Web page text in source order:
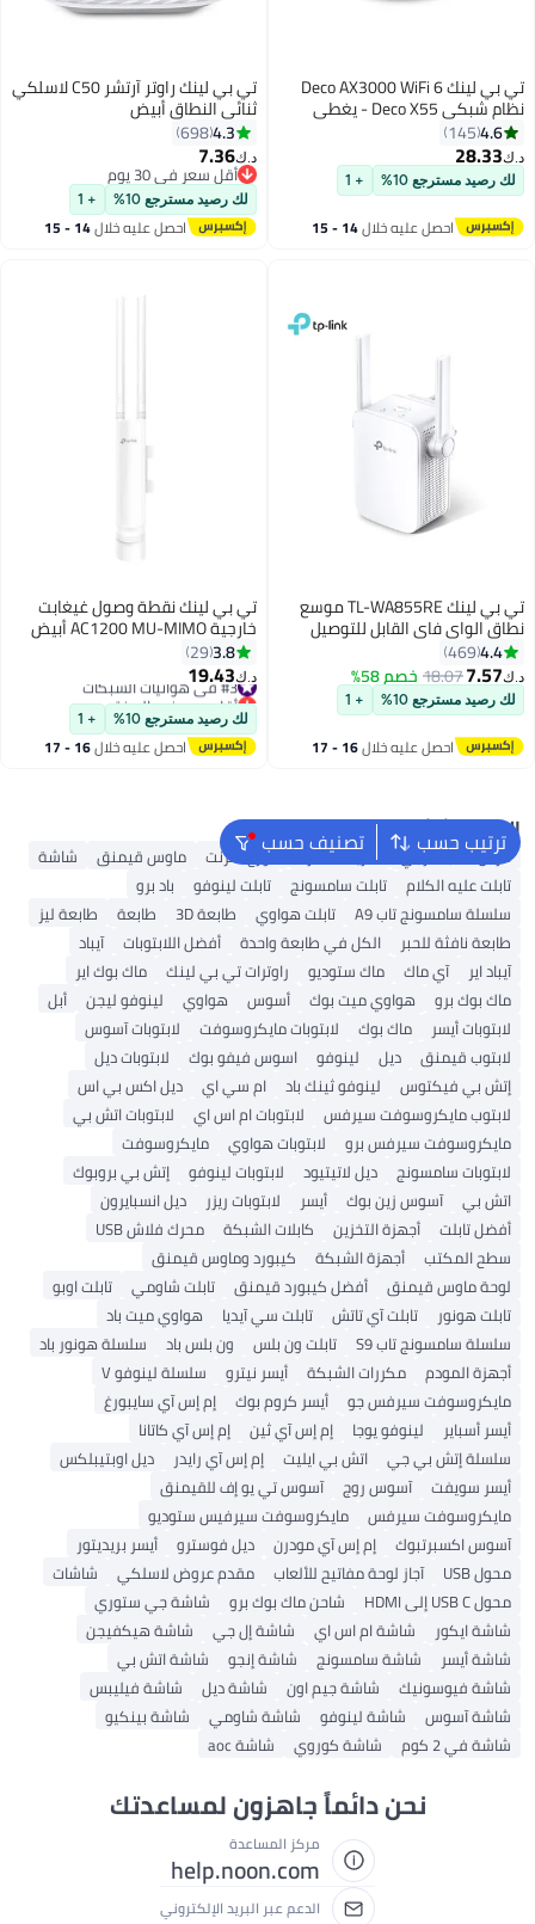
تي بي لينك Deco AX3000 WiFi 6
نظام شبكي Deco X55 - يغطي
قدم، يستبدل جهاز التوجيه
اللاسلكي والموسع، 3 منافذ
جيجابت، يدعم وصلة إيثرنت الخلفية
(عبوة واحدة)
4.6
145
د.ك‏28.33
لك رصيد مسترجع 10% + 1
احصل عليه خلال 14 - 15
تي بي لينك راوتر آرتشر C50 لاسلكي
ثنائي النطاق أبيض
4.3
698
د.ك‏7.36
أقل سعر في 30 يوم
أقل سعر في 30 يوم
لك رصيد مسترجع 10% + 1
احصل عليه خلال 14 - 15
تي بي لينك TL-WA855RE موسع
نطاق الواي فاي القابل للتوصيل
بالجدار، معزز، نقطة وصول (300
ميجابت في الثانية N)
4.4
469
د.ك‏7.57
18.07خصم 58%
لك رصيد مسترجع 10% + 1
احصل عليه خلال 16 - 17
تي بي لينك نقطة وصول غيغابت
خارجية AC1200 MU-MIMO أبيض
3.8
29
د.ك‏19.43
#3 في هوائيات الشبكات
أقل سعر في السنة
#3 في هوائيات الشبكات
لك رصيد مسترجع 10% + 1
احصل عليه خلال 16 - 17
ترتيب حسب تصنيف حسب البحث الشائع
قرص صلب خارجي شريحة ذاكرة موزع انترنت ماوس قيمنق
شاشة
تابلت عليه الكلام
تابلت سامسونج تابلت لينوفو
باد برو
سلسلة سامسونج تاب A9
تابلت هواوي طابعة 3D طابعة
طابعة ليز
طابعة نافثة للحبر
الكل في طابعة واحدة أفضل اللابتوبات
آيباد
آيباد اير
آي ماك ماك ستوديو راوترات تي بي لينك
ماك بوك اير
ماك بوك برو
هواوي ميت بوك أسوس هواوي لينوفو ليجن
أبل
لابتوبات أيسر
ماك بوك لابتوبات مايكروسوفت
لابتوبات آسوس
لابتوب قيمنق
ديل لينوفو اسوس فيفو بوك
لابتوبات ديل
إتش بي فيكتوس
لينوفو ثينك باد ام سي اي
ديل اكس بي اس
لابتوب مايكروسوفت سيرفس
لابتوبات ام اس اي
لابتوبات اتش بي
مايكروسوفت سيرفس برو
لابتوبات هواوي
مايكروسوفت
لابتوبات سامسونج
ديل لاتيتيود لابتوبات لينوفو
إتش بي بروبوك
اتش بي
آسوس زين بوك أيسر لابتوبات ريزر
ديل انسبايرون
أفضل تابلت
أجهزة التخزين كابلات الشبكة
محرك فلاش USB
سطح المكتب
أجهزة الشبكة
كيبورد وماوس قيمنق
لوحة ماوس قيمنق
أفضل كيبورد قيمنق تابلت شاومي
تابلت اوبو
تابلت هونور
تابلت آي تاتش تابلت سي آيديا
هواوي ميت باد
سلسلة سامسونج تاب S9
تابلت ون بلس ون بلس باد
سلسلة هونور باد
أجهزة المودم
مكررات الشبكة أيسر نيترو
سلسلة لينوفو V
مايكروسوفت سيرفس جو
أيسر كروم بوك
إم إس آي سايبورغ
أيسر أسباير
لينوفو يوجا إم إس آي ثين
إم إس آي كاتانا
سلسلة إتش بي جي
اتش بي ايليت إم إس آي رايدر
ديل اوبتيبلكس
أيسر سويفت
آسوس روج
آسوس تي يو إف للقيمنق
مايكروسوفت سيرفس
مايكروسوفت سيرفيس ستوديو
آسوس اكسبرتبوك
إم إس آي مودرن ديل فوسترو
أيسر بريديتور
محول USB
آجاز لوحة مفاتيح للألعاب مقدم عروض لاسلكي
شاشات
محول USB C إلى HDMI
شاحن ماك بوك برو
شاشة جي ستوري
شاشة ايكور
شاشة ام اس اي شاشة إل جي
شاشة هيكفيجن
شاشة أيسر
شاشة سامسونج شاشة إنجو
شاشة اتش بي
شاشة فيوسونيك
شاشة جيم اون شاشة ديل
شاشة فيليبس
شاشة آسوس
شاشة لينوفو شاشة شاومي
شاشة بينكيو
شاشة في 2 كوم
شاشة كوروي شاشة aoc
نحن دائماً جاهزون لمساعدتك
مركز المساعدة
help.noon.com
الدعم عبر البريد الإلكتروني